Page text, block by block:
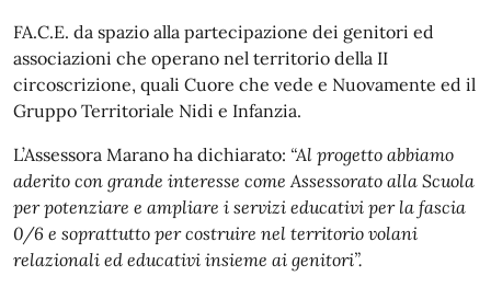
FA.C.E. da spazio alla partecipazione dei genitori ed
associazioni che operano nel territorio della II
circoscrizione, quali Cuore che vede e Nuovamente ed il
Gruppo Territoriale Nidi e Infanzia.
L’Assessora Marano ha dichiarato: “Al progetto abbiamo
aderito con grande interesse come Assessorato alla Scuola
per potenziare e ampliare i servizi educativi per la fascia
0/6 e soprattutto per costruire nel territorio volani
relazionali ed educativi insieme ai genitori”.